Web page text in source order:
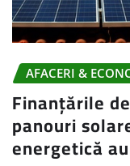
AFACERI &
Finanțările
panouri
energetică